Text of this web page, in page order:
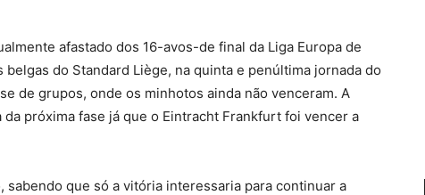
afastado dos 16-avos-de final da Liga Europa de
do Standard Liège, na quinta e penúltima jornada do
de grupos, onde os minhotos ainda não venceram. A
próxima fase já que o Eintracht Frankfurt foi vencer a
sabendo que só a vitória interessaria para continuar a